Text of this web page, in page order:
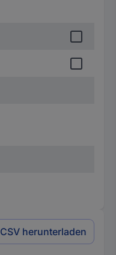
CSV herunterladen